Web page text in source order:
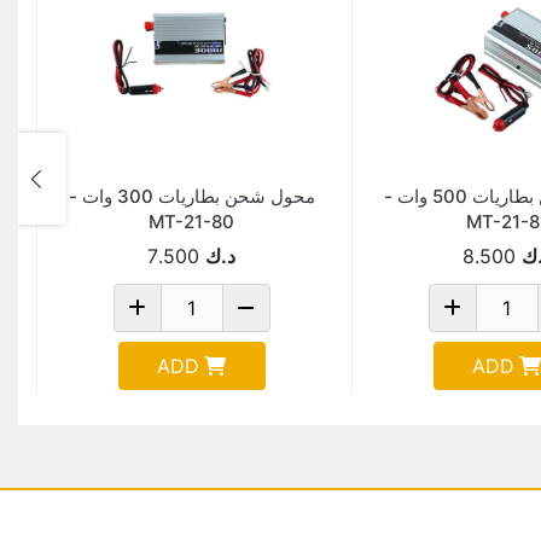
محول شحن بطاريات 500 وات -
MT-21-
8.500
ADD
محول شحن بطاريات 300 وات -
MT-21-80
د.ك 7.500
ADD